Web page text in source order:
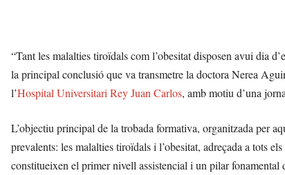
“Tant les malalties tiroïdals com l’obesitat disposen avui dia
la principal conclusió que va transmetre la doctora Nerea
l’Hospital Universitari Rey Juan Carlos, amb motiu d’una
L’objectiu principal de la trobada formativa, organitzada per
prevalents: les malalties tiroïdals i l’obesitat, adreçada a tots
constitueixen el primer nivell assistencial i un pilar fonamental